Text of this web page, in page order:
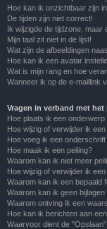
Hoe kan ik onzichtbaar zijn
De tijden zijn niet correct!
Ik wijzigde de tijdzone, maar
Mijn taal zit niet in de lijst!
Wat zijn de afbeeldingen
Hoe kan ik een avatar
Wat is mijn rang en hoe
Wanneer ik op de e-maillink
Vragen in verband met
Hoe plaats ik een
Hoe wijzig of verwijder ik
Hoe voeg ik een
Hoe maak ik een peiling?
Waarom kan ik niet meer
Hoe wijzig of verwijder ik een
Waarom kan ik een bepaald
Waarom kan ik geen
Waarom ontving ik een
Hoe kan ik berichten aan
Waarvoor dient de